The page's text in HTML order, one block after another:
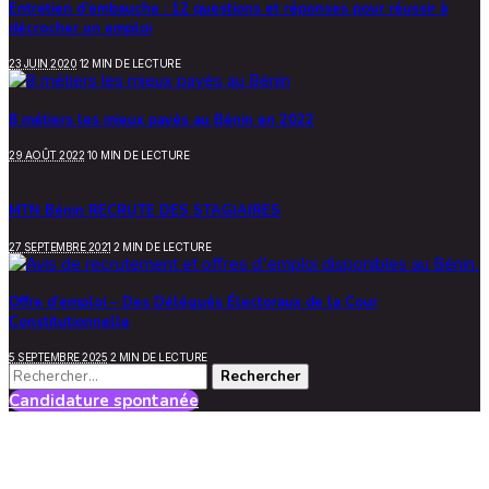
Entretien d’embauche : 12 questions et réponses pour réussir à
décrocher un emploi
23 JUIN 2020 12 MIN DE LECTURE
8 métiers les mieux payés au Bénin en 2022
29 AOÛT 2022 10 MIN DE LECTURE
MTN Bénin RECRUTE DES STAGIAIRES
27 SEPTEMBRE 2021 2 MIN DE LECTURE
Offre d’emploi – Des Délégués Électoraux de la Cour
Constitutionnelle
5 SEPTEMBRE 2025 2 MIN DE LECTURE
Rechercher :
Candidature spontanée